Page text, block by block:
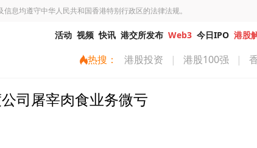
息均遵守中华人民共和国香港特别行政区的法律法规。
活动 视频 快讯 港交所发布 Web3 今日IPO 港股
热搜： 港股投资 | 港股100强 |
司屠宰肉食业务微亏